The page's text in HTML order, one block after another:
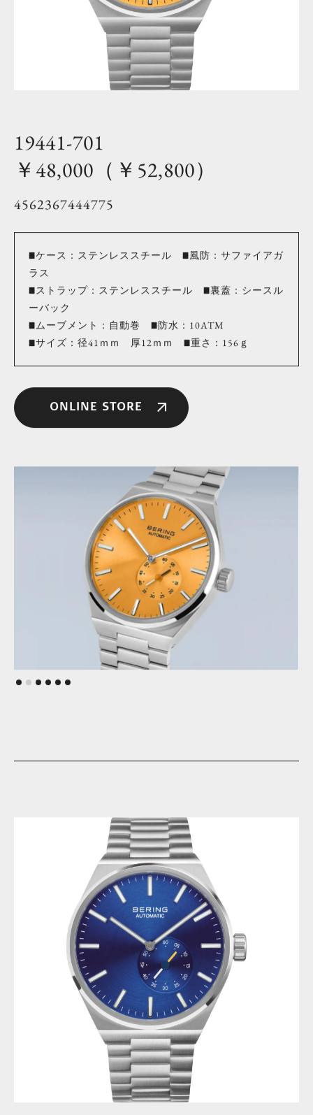
19441-701
￥48,000（￥52,800）
4562367444775
■ケース：ステンレススチール ■風防：サファイアガ
ラス
■ストラップ：ステンレススチール ■裏蓋：シースル
ーバック
■ムーブメント：自動巻 ■防水：10ATM
■サイズ：径41ｍｍ 厚12ｍｍ ■重さ：156ｇ
ONLINE STORE